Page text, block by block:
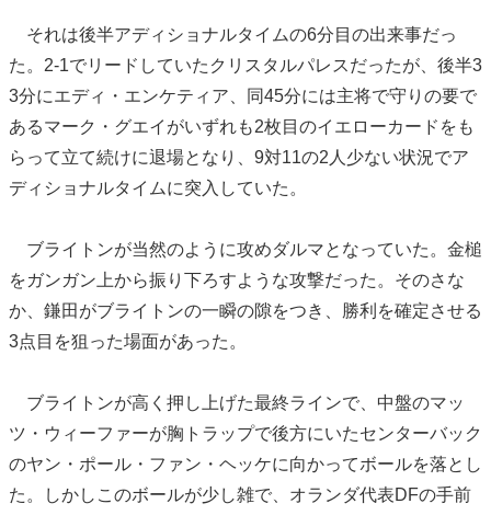
それは後半アディショナルタイムの6分目の出来事だっ
た。2-1でリードしていたクリスタルパレスだったが、後半3
3分にエディ・エンケティア、同45分には主将で守りの要で
あるマーク・グエイがいずれも2枚目のイエローカードをも
らって立て続けに退場となり、9対11の2人少ない状況でア
ディショナルタイムに突入していた。
ブライトンが当然のように攻めダルマとなっていた。金槌
をガンガン上から振り下ろすような攻撃だった。そのさな
か、鎌田がブライトンの一瞬の隙をつき、勝利を確定させる
3点目を狙った場面があった。
ブライトンが高く押し上げた最終ラインで、中盤のマッ
ツ・ウィーファーが胸トラップで後方にいたセンターバック
のヤン・ポール・ファン・ヘッケに向かってボールを落とし
た。しかしこのボールが少し雑で、オランダ代表DFの手前